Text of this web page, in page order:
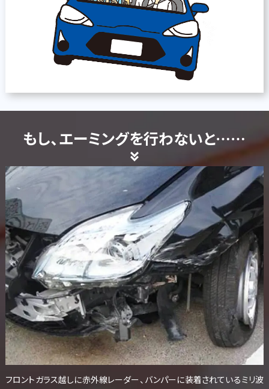
もし、エーミングを行わないと……
フロントガラス越しに赤外線レーダー、バンパーに装着されているミリ波